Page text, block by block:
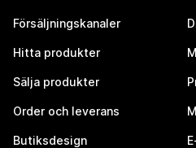
Försäljningskanaler
Hitta produkter
Sälja produkter
Order och leverans
Butiksdesign